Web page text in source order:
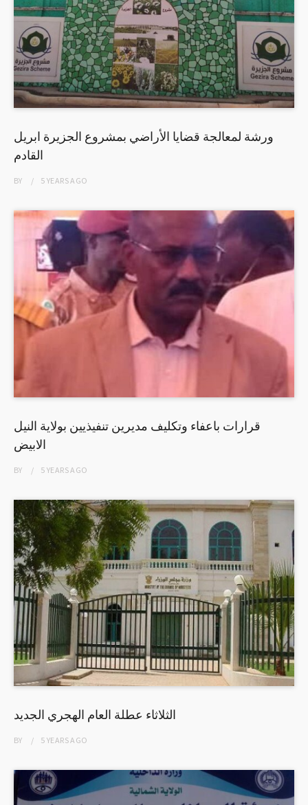
ورشة لمعالجة قضايا الأراضي بمشروع الجزيرة ابريل
القادم
BY 5 YEARSAGO
قرارات باعفاء وتكليف مديرين تنفيذيين بولاية النيل
الابيض
BY 5 YEARSAGO
الثلاثاء عطلة العام الهجري الجديد
BY 5 YEARSAGO